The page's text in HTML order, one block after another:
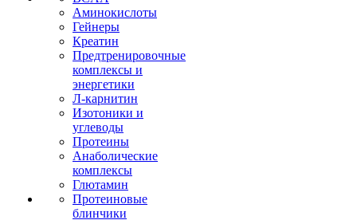
Аминокислоты
Гейнеры
Креатин
Предтренировочные
комплексы и
энергетики
Л-карнитин
Изотоники и
углеводы
Протеины
Анаболические
комплексы
Глютамин
Протеиновые
блинчики